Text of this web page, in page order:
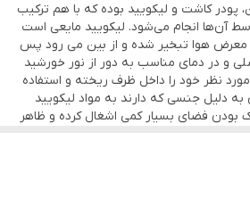
پودر کاشت و لیکویید بوده که با هم ترکیب
آن‌ها انجام می‌شود. لیکویید مایعی است
معرض هوا تبخیر شده و از بین می رود پس
و در دمای مناسب به دور از نور خورشید
مورد نظر خود را داخل ظرف ریخته و استفاده
دلیل جنسی که دارند به مواد لیکویید
بودن فضای بسیار کمی اشغال کرده و ظاهر